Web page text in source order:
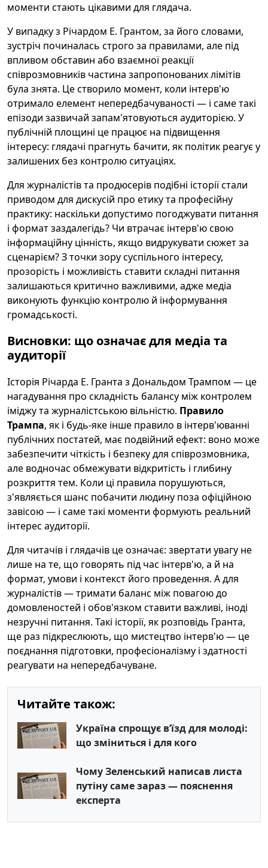
моменти стають цікавими для глядача.
У випадку з Річардом Е. Грантом, за його словами,
зустріч починалась строго за правилами, але під
впливом обставин або взаємної реакції
співрозмовників частина запропонованих лімітів
була знята. Це створило момент, коли інтерв'ю
отримало елемент непередбачуваності — і саме такі
епізоди зазвичай запам'ятовуються аудиторією. У
публічній площині це працює на підвищення
інтересу: глядачі прагнуть бачити, як політик реагує у
залишених без контролю ситуаціях.
Для журналістів та продюсерів подібні історії стали
приводом для дискусій про етику та професійну
практику: наскільки допустимо погоджувати питання
і формат заздалегідь? Чи втрачає інтерв'ю свою
інформаційну цінність, якщо видрукувати сюжет за
сценарієм? З точки зору суспільного інтересу,
прозорість і можливість ставити складні питання
залишаються критично важливими, адже медіа
виконують функцію контролю й інформування
громадськості.
Висновки: що означає для медіа та
аудиторії
Історія Річарда Е. Гранта з Дональдом Трампом — це
нагадування про складність балансу між контролем
іміджу та журналістською вільністю. Правило
Трампа, як і будь-яке інше правило в інтерв'юванні
публічних постатей, має подвійний ефект: воно може
забезпечити чіткість і безпеку для співрозмовника,
але водночас обмежувати відкритість і глибину
розкриття тем. Коли ці правила порушуються,
з'являється шанс побачити людину поза офіційною
завісою — і саме такі моменти формують реальний
інтерес аудиторії.
Для читачів і глядачів це означає: звертати увагу не
лише на те, що говорять під час інтерв'ю, а й на
формат, умови і контекст його проведення. А для
журналістів — тримати баланс між повагою до
домовленостей і обов'язком ставити важливі, іноді
незручні питання. Такі історії, як розповідь Гранта,
ще раз підкреслюють, що мистецтво інтерв'ю — це
поєднання підготовки, професіоналізму і здатності
реагувати на непередбачуване.
Читайте також:
Україна спрощує в’їзд для молоді:
що зміниться і для кого
Чому Зеленський написав листа
путіну саме зараз — пояснення
експерта